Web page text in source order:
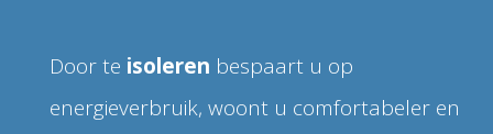
Door te isoleren bespaart u op
energieverbruik, woont u comfortabeler en